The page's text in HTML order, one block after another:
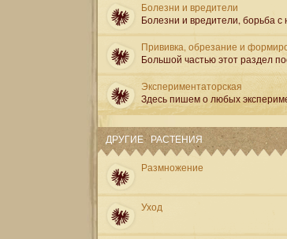
Болезни и вредители
Болезни и вредители, борьба с
Прививка, обрезание и
Большой частью этот раздел
Экспериментаторская
Здесь пишем о любых
ДРУГИЕ РАСТЕНИЯ
Размножение
Уход